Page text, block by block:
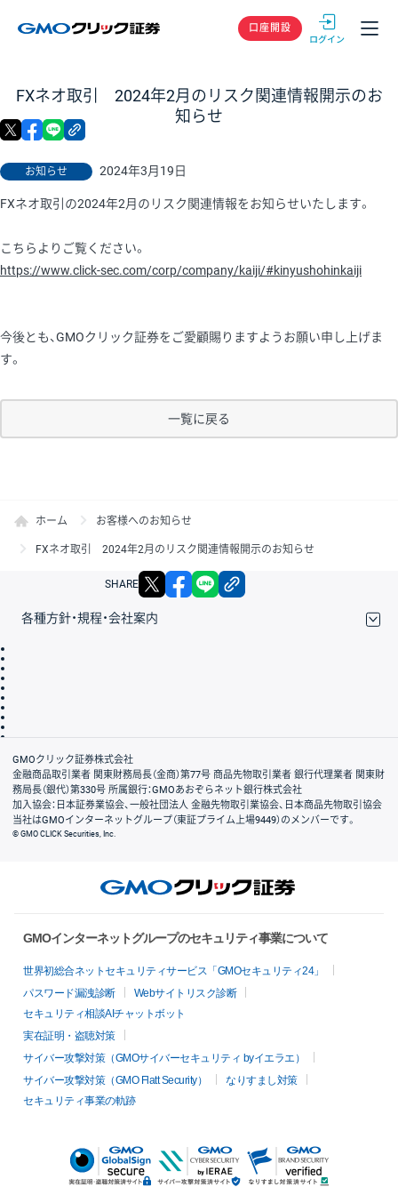
GMOクリック
口座開設
FXネオ取引 2024年2月のリスク関連情報開示のお
知らせ
お知らせ 2024年3月19日
X facebook
FXネオ取引の2024年2月のリスク関連情報をお知らせいたします。
こちらよりご覧ください。
https://www.click-sec.com/corp/company/kaiji/#kinyushohinkaiji
今後とも、GMOクリック証券をご愛顧賜りますようお願い申し上げま
す。
一覧に戻る
ホーム お客様へのお知らせ
FXネオ取引 2024年2月のリスク関連情報開示のお知らせ
SHARE X facebook
各種方針・規程・会社案内
会社案内
GMOクリック証券株式会社
金融商品取引業者 関東財務局長（金商）第77号 商品先物取引業者 銀行代理業者 関東財
務局長（銀代）第330号 所属銀行：GMOあおぞらネット銀行株式会社
加入協会：日本証券業協会、一般社団法人 金融先物取引業協会、日本商品先物取引協会
当社はGMOインターネットグループ（東証プライム上場9449）のメンバーです。
© GMO CLICK Securities, Inc.
GMOインターネットグループのセキュリティ事業について
世界初総合ネットセキュリティサービス「GMOセキュリティ24」
パスワード漏洩診断
Webサイトリスク診断
セキュリティ相談AIチャットボット
実在証明・盗聴対策
サイバー攻撃対策（GMOサイバーセキュリティ byイエラエ）
サイバー攻撃対策（GMO Flatt Security）
なりすまし対策
セキュリティ事業の軌跡